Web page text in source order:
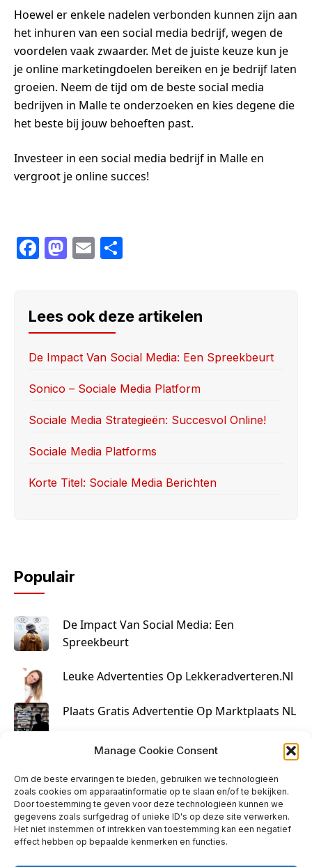
Manage Cookie Consent
Om de beste ervaringen te bieden, gebruiken we technologieën
zoals cookies om apparaatinformatie op te slaan en/of te bekijken.
Door toestemming te geven voor deze technologieën kunnen we
gegevens zoals surfgedrag of unieke ID's op deze site verwerken.
Het niet instemmen of intrekken van toestemming kan een negatief
effect hebben op bepaalde kenmerken en functies.
Hoewel er enkele nadelen verbonden kunnen zijn aan
het inhuren van een social media bedrijf, wegen de
voordelen vaak zwaarder. Met de juiste keuze kun je
je online marketingdoelen bereiken en je bedrijf laten
groeien. Neem de tijd om de beste social media
bedrijven in Malle te onderzoeken en kies degene die
het beste bij jouw behoeften past.
Investeer in een social media bedrijf in Malle en
vergroot je online succes!
F
e
b
o
o
M
o
d
o
n
E
e
Lees ook deze artikelen
De Impact Van Social Media: Een Spreekbeurt
Sonico – Sociale Media Platform
Sociale Media Strategieën: Succesvol Online!
Sociale Media Platforms
Korte Titel: Sociale Media Berichten
Populair
De Impact Van Social Media: Een
Spreekbeurt
Leuke Advertenties Op Lekkeradverteren.nl
Plaats Gratis Advertentie Op Marktplaats NL
Kruisbestuiving Voor Succesvolle Marketing